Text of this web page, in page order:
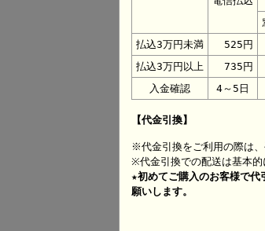
払込3万円未満
525円
払込3万円以上
735円
入金確認
4～5日
【代金引換】
※代金引換をご利用の際は
※代金引換での配送は基本的
★初めてご購入のお客様で代
願いします。